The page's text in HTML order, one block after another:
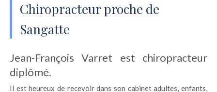
Chiropracteur proche de
Sangatte
Jean-François Varret est chiropracteur
diplômé.
Il est heureux de recevoir dans son cabinet adultes, enfants,